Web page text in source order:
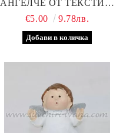
АНГЕЛЧЕ ОТ ТЕКСТИЛ,
МОДЕЛ ПЕТ
€5.00 9.78лв.